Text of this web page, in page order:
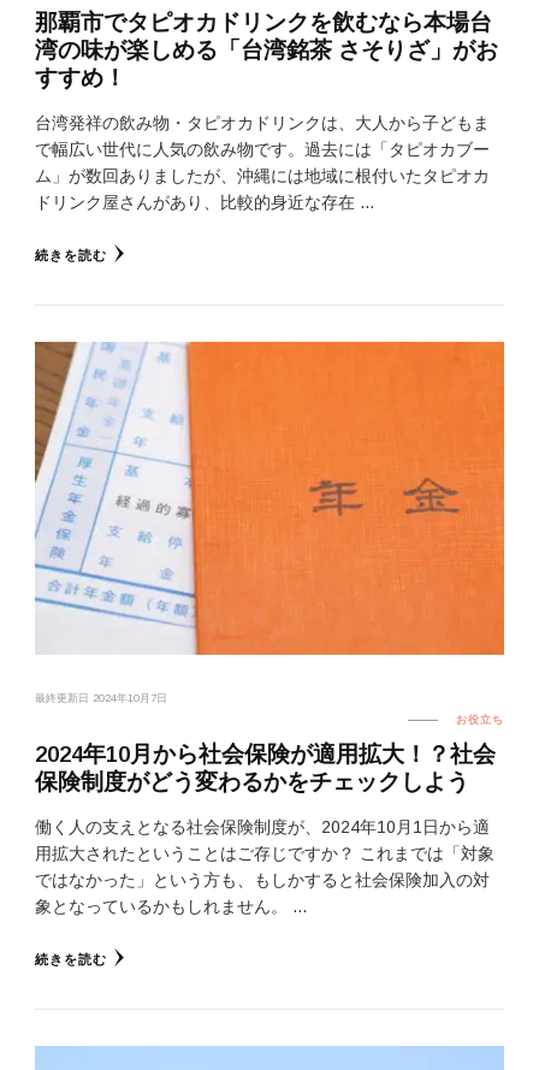
那覇市でタピオカドリンクを飲むなら本場台
湾の味が楽しめる「台湾銘茶 さそりざ」がお
すすめ！
台湾発祥の飲み物・タピオカドリンクは、大人から子どもま
で幅広い世代に人気の飲み物です。過去には「タピオカブー
ム」が数回ありましたが、沖縄には地域に根付いたタピオカ
ドリンク屋さんがあり、比較的身近な存在 …
続きを読む
最終更新日 2024年10月7日
お役立ち
2024年10月から社会保険が適用拡大！？社会
保険制度がどう変わるかをチェックしよう
働く人の支えとなる社会保険制度が、2024年10月1日から適
用拡大されたということはご存じですか？ これまでは「対象
ではなかった」という方も、もしかすると社会保険加入の対
象となっているかもしれません。 …
続きを読む